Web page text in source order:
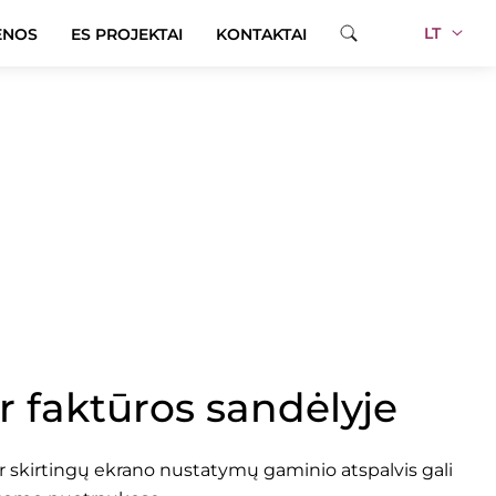
ES PROJEKTAI KONTAKTAI LT
faktūros sandėlyje
skirtingų ekrano nustatymų gaminio atspalvis gali